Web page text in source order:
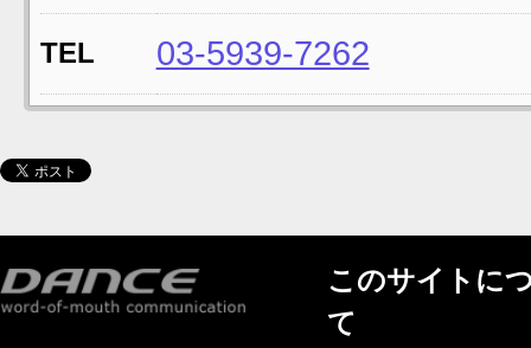
TEL 03-5939-7262
このサイトに
て